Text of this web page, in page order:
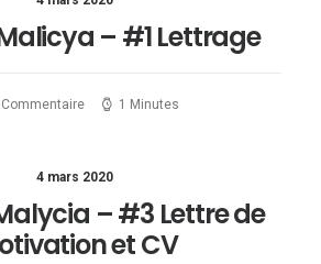
– #1 Lettrage
Commentaire 1 Minutes
4 mars 2020
– #3 Lettre de
et CV